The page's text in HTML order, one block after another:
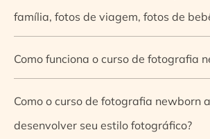
família, fotos de viagem, fotos de
Como funciona o curso de fotografia
Como o curso de fotografia newborn
desenvolver seu estilo fotográfico?